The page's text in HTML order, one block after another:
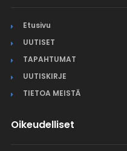
Etusivu
UUTISET
TAPAHTUMAT
UUTISKIRJE
TIETOA MEISTÄ
Oikeudelliset